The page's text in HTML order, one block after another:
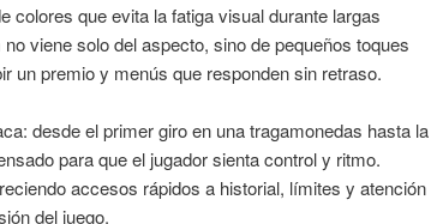
colores que evita la fatiga visual durante largas
viene solo del aspecto, sino de pequeños toques
un premio y menús que responden sin retraso.
desde el primer giro en una tragamonedas hasta la
para que el jugador sienta control y ritmo.
accesos rápidos a historial, límites y atención
del juego.